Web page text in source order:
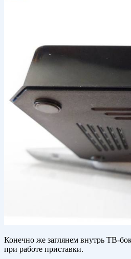
Конечно же заглянем внутрь ТВ-
при работе приставки.